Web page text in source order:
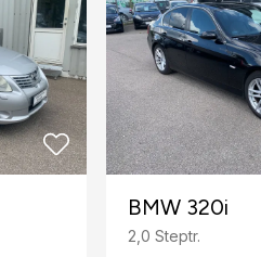
BMW 320i
2,0 Steptr.